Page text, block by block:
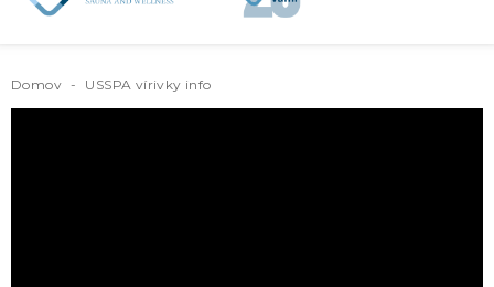
Domov - USSPA vírivky info